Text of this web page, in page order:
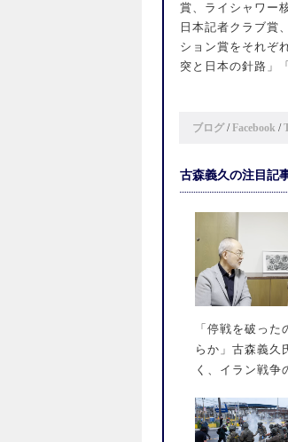
賞、ライシャワー
日本記者クラブ賞
ション賞をそれぞ
突と日本の針路」
ブログ/Facebook /
古森義久の注目記
「停戦を破った
らか」古森義久
く、イラン戦争